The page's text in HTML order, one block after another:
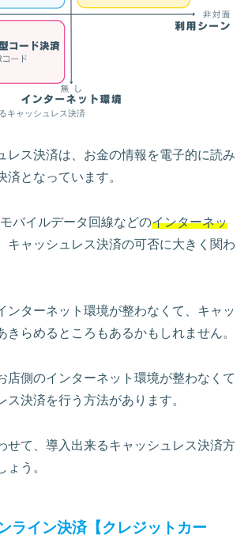
キャッシュレス決済
レス決済は、お金の情報を電子的に読み
済となっています。
バイルデータ回線などのインターネッ
キャッシュレス決済の可否に大きく関わ
ンターネット環境が整わなくて、キャッ
きらめるところもあるかもしれません。
店側のインターネット環境が整わなくて
ス決済を行う方法があります。
せて、導入出来るキャッシュレス決済方
ょう。
ライン決済【クレジットカー